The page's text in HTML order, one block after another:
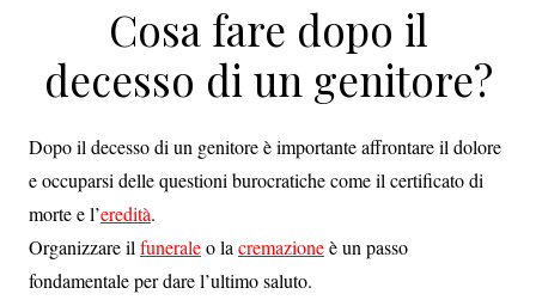
Cosa fare dopo il
decesso di un genitore?
Dopo il decesso di un genitore è importante affrontare il dolore
e occuparsi delle questioni burocratiche come il certificato di
morte e l’eredità.
Organizzare il funeraleo la cremazioneè un passo
fondamentale per dare l’ultimo saluto.